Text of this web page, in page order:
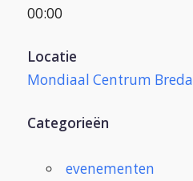
00:00
Locatie
Mondiaal Centrum Breda
Categorieën
evenementen